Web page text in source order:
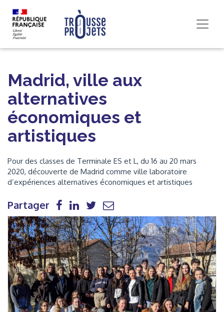
Madrid, ville aux
alternatives
économiques et
artistiques
Pour des classes de Terminale ES et L, du 16 au 20 mars
2020, découverte de Madrid comme ville laboratoire
d’expériences alternatives économiques et artistiques
Partager